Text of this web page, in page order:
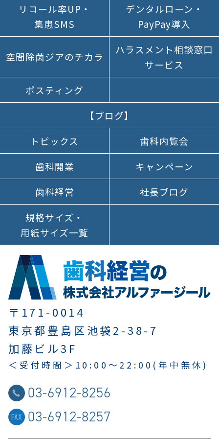
リコール率UP ・
集患SMS
デンタルローン ・
PayPay導入
空間除菌ジアのチカラ
ハラスメント相談窓口
サービス
ポスティング
【ブログ】
トピックス
歯科内覧会
歯科開業
キャンペーン
歯科経営
社長ブログ
規格サイズ ・
用紙サイズ一覧
〒171-0014
東京都豊島区池袋2-38-7
加藤ビル3F
＜受付時間＞ 10:00～22:00 (年中無休)
03-6912-8256
03-6912-8257